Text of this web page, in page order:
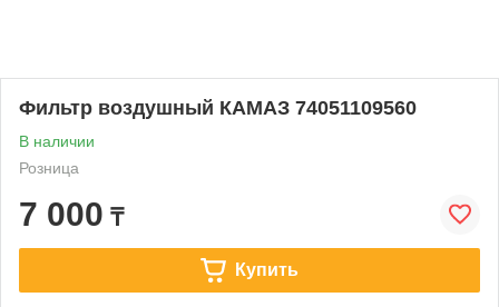
Фильтр воздушный КАМАЗ 74051109560
В наличии
Розница
7 000 ₸
Купить